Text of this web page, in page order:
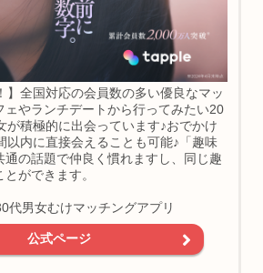
】全国対応の会員数の多い優良なマッ
ェやランチデートから行ってみたい20
が積極的に出会っています♪おでかけ
以内に直接会えることも可能♪「趣味
通の話題で仲良く慣れますし、同じ趣
ができます。
代男女むけマッチングアプリ
公式ページ